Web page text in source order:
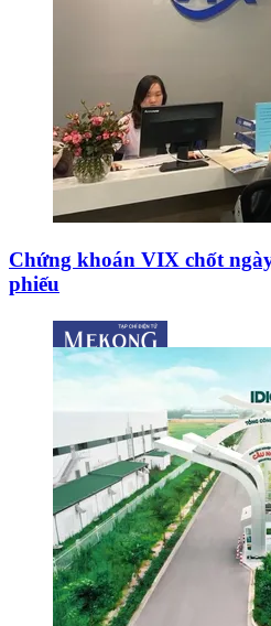
Chứng khoán VIX chốt
phiếu